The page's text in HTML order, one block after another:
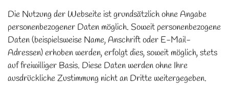
Die Nutzung der Webseite ist grundsätzlich ohne Angabe
personenbezogener Daten möglich. Soweit personenbezogene
Daten (beispielsweise Name, Anschrift oder E-Mail-
Adressen) erhoben werden, erfolgt dies, soweit möglich, stets
auf freiwilliger Basis. Diese Daten werden ohne Ihre
ausdrückliche Zustimmung nicht an Dritte weitergegeben.